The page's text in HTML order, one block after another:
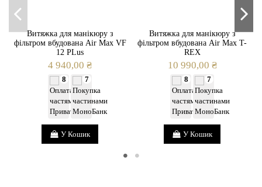
Витяжка для манікюру з
фільтром вбудована Air Max VF
12 PLus
4 940,00 ₴
8 7
У Кошик
Витяжка для манікюру з
фільтром вбудована Air Max T-
REX
10 990,00 ₴
8 7
У Кошик